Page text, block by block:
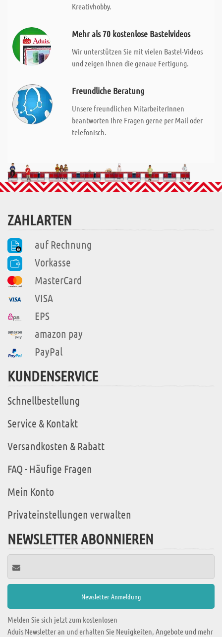
Kreativhobby.
Mehr als 70 kostenlose Bastelvideos
Wir unterstützen Sie mit vielen Bastel-Videos
und zeigen Ihnen die genaue Fertigung.
Freundliche Beratung
Unsere freundlichen MitarbeiterInnen
beantworten Ihre Fragen gerne per Mail oder
telefonisch.
ZAHLARTEN
auf Rechnung
Vorkasse
MasterCard
VISA
EPS
amazon pay
PayPal
KUNDENSERVICE
Schnellbestellung
Service & Kontakt
Versandkosten & Rabatt
FAQ - Häufige Fragen
Mein Konto
Privateinstellungen verwalten
NEWSLETTER ABONNIEREN
Melden Sie sich jetzt zum kostenlosen
Aduis Newsletter an und erhalten Sie Neuigkeiten, Angebote und mehr